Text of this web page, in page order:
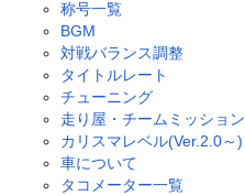
称号一覧
BGM
対戦バランス調整
タイトルレート
チューニング
走り屋・チームミッション
カリスマレベル(Ver.2.0～)
車について
タコメーター一覧